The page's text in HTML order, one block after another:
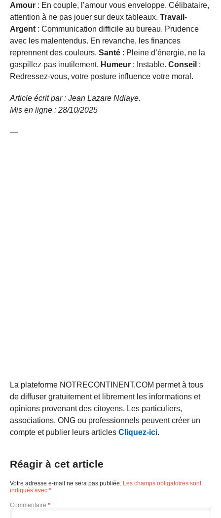
Amour : En couple, l’amour vous enveloppe. Célibataire,
attention à ne pas jouer sur deux tableaux. Travail-
Argent : Communication difficile au bureau. Prudence
avec les malentendus. En revanche, les finances
reprennent des couleurs. Santé : Pleine d’énergie, ne la
gaspillez pas inutilement. Humeur : Instable. Conseil :
Redressez-vous, votre posture influence votre moral.
Article écrit par : Jean Lazare Ndiaye.
Mis en ligne : 28/10/2025
—
La plateforme NOTRECONTINENT.COM permet à tous
de diffuser gratuitement et librement les informations et
opinions provenant des citoyens. Les particuliers,
associations, ONG ou professionnels peuvent créer un
compte et publier leurs articles Cliquez-ici.
Réagir à cet article
Votre adresse e-mail ne sera pas publiée. Les champs obligatoires sont
indiqués avec *
Commentaire *